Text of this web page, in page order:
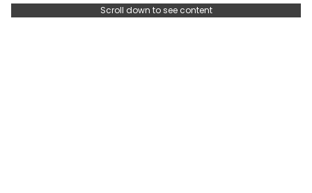
Scroll down to see content